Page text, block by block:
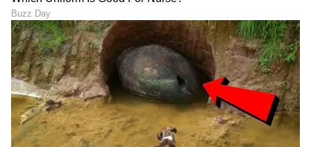
ಆಗಿದ್ರು ಖ್ಯಾತ ಡೈರೆಕ್ಟರ್
ಡೋಸ್ ಕೊಟ್ಟ ವಸ್ತ್ರ-
ವಿನ್ಯಾಸಕರು!